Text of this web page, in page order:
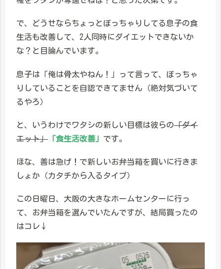
で、どうせならちょっとぽっちゃりしてる息子の食
生活も改善して、2人同時にダイエットできないか
な？と目論んでいます。
息子は「俺は骨太やねん！」って言って、ぽっちゃ
りしていることを自認できてません（絶対気づいて
るやろ）
と、いうわけでワタシの新しい目標は彼らの「ダイ
エット」 「食生活改善」 です。
ほな、善は急げ！で新しいお弁当箱を買いに行きま
しょか（カタチから入るタイプ）
この日曜日、大阪の大きなホームセンターに行っ
て、お弁当箱を選んでいたんですが、結局買ったの
はコレ↓